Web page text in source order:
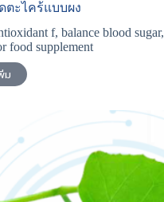
ตะไคร้แบบผง
f, balance blood sugar,
food supplement
ม